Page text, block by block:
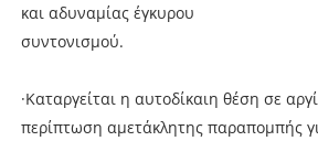
και αδυναμίας έγκυρου
συντονισμού.
·Καταργείται η αυτοδίκαιη θέση σε
περίπτωση αμετάκλητης παραπομπής